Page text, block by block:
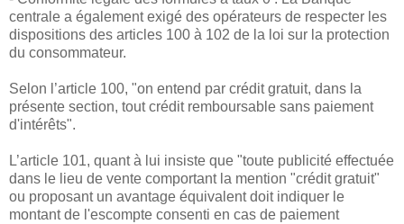
centrale a également exigé des opérateurs de respecter les
dispositions des articles 100 à 102 de la loi sur la protection
du consommateur.
Selon l’article 100, "on entend par crédit gratuit, dans la
présente section, tout crédit remboursable sans paiement
d'intérêts".
L’article 101, quant à lui insiste que "toute publicité effectuée
dans le lieu de vente comportant la mention "crédit gratuit"
ou proposant un avantage équivalent doit indiquer le
montant de l'escompte consenti en cas de paiement